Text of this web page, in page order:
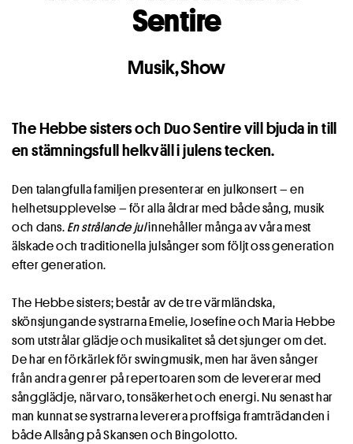
Sentire
Musik,Show
The Hebbe sisters och Duo Sentire vill bjuda in till
en stämningsfull helkväll i julens tecken.
Den talangfulla familjen presenterar en julkonsert – en
helhetsupplevelse – för alla åldrar med både sång, musik
och dans.En strålande julinnehåller många av våra mest
älskade och traditionella julsånger som följt oss generation
efter generation.
The Hebbe sisters; består av de tre värmländska,
skönsjungande systrarna Emelie, Josefine och Maria Hebbe
som utstrålar glädje och musikalitet så det sjunger om det.
De har en förkärlek för swingmusik, men har även sånger
från andra genrer på repertoaren som de levererar med
sångglädje, närvaro, tonsäkerhet och energi. Nu senast har
man kunnat se systrarna leverera proffsiga framträdanden i
både Allsång på Skansen och Bingolotto.